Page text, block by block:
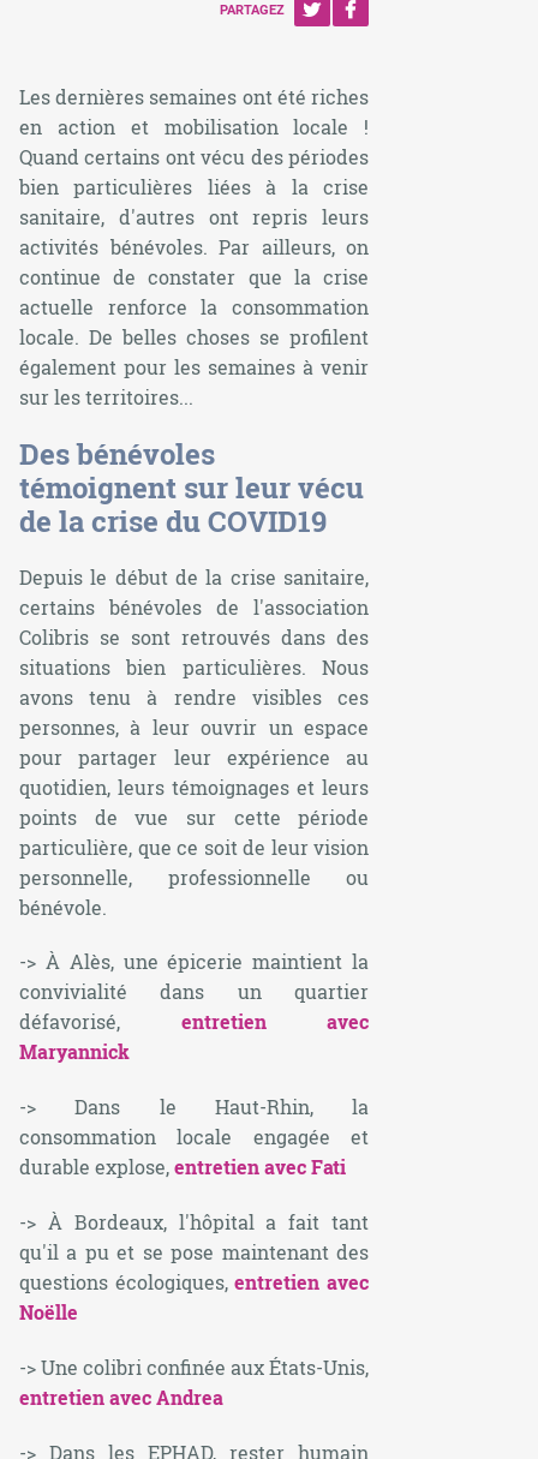
PARTAGEZ
Les dernières semaines ont été riches
en action et mobilisation locale !
Quand certains ont vécu des périodes
bien particulières liées à la crise
sanitaire, d'autres ont repris leurs
activités bénévoles. Par ailleurs, on
continue de constater que la crise
actuelle renforce la consommation
locale. De belles choses se profilent
également pour les semaines à venir
sur les territoires...
Des bénévoles
témoignent sur leur vécu
de la crise du COVID19
Depuis le début de la crise sanitaire,
certains bénévoles de l'association
Colibris se sont retrouvés dans des
situations bien particulières. Nous
avons tenu à rendre visibles ces
personnes, à leur ouvrir un espace
pour partager leur expérience au
quotidien, leurs témoignages et leurs
points de vue sur cette période
particulière, que ce soit de leur vision
personnelle, professionnelle ou
bénévole.
-> À Alès, une épicerie maintient la
convivialité dans un quartier
défavorisé, entretien avec
Maryannick
-> Dans le Haut-Rhin, la
consommation locale engagée et
durable explose,entretien avec Fati
-> À Bordeaux, l'hôpital a fait tant
qu'il a pu et se pose maintenant des
questions écologiques,entretien avec
Noëlle
-> Une colibri confinée aux États-Unis,
entretien avec Andrea
-> Dans les EPHAD, rester humain